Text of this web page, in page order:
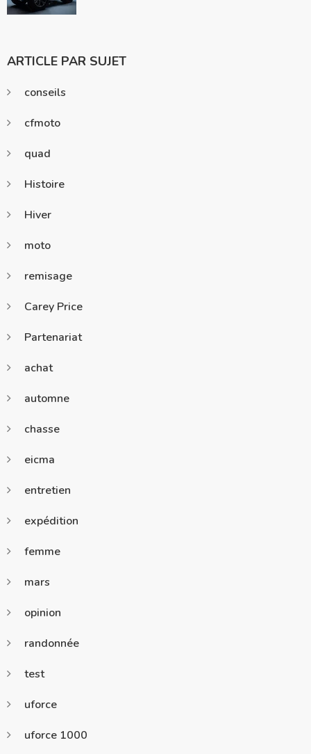
ARTICLE PAR SUJET
conseils
cfmoto
quad
Histoire
Hiver
moto
remisage
Carey Price
Partenariat
achat
automne
chasse
eicma
entretien
expédition
femme
mars
opinion
randonnée
test
uforce
uforce 1000